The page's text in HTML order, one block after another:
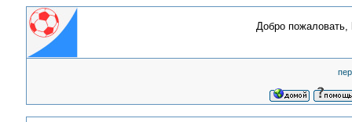
Добро пожаловать,